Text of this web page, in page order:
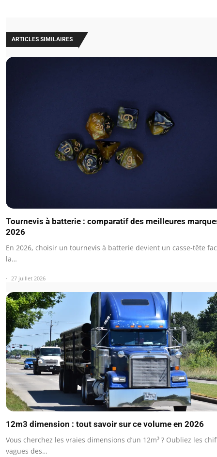
ARTICLES SIMILAIRES
Tournevis à batterie : comparatif des meilleures
2026
En 2026, choisir un tournevis à batterie devient un casse-tête
la…
27 juillet 2026
12m3 dimension : tout savoir sur ce volume en 2026
Vous cherchez les vraies dimensions d’un 12m³ ? Oubliez les
vagues des…